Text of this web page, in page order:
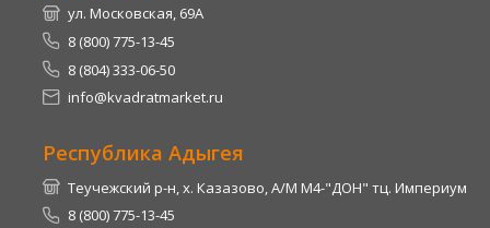
ул. Московская, 69А
8 (800) 775-13-45
8 (804) 333-06-50
info@kvadratmarket.ru
Республика Адыгея
Теучежский р-н, х. Казазово, А/М М4-"ДОН" тц. Империум
8 (800) 775-13-45